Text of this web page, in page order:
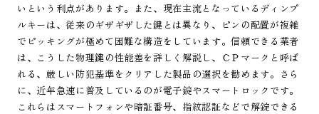
いという利点があります。また、現在主流となっているディンプ
ルキーは、従来のギザギザした鍵とは異なり、ピンの配置が複雑
でピッキングが極めて困難な構造をしています。信頼できる業者
は、こうした物理鍵の性能差を詳しく解説し、ＣＰマークと呼ば
れる、厳しい防犯基準をクリアした製品の選択を勧めます。さら
に、近年急速に普及しているのが電子錠やスマートロックです。
これらはスマートフォンや暗証番号、指紋認証などで解錠できる